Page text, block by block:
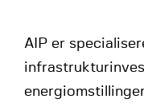
AIP er